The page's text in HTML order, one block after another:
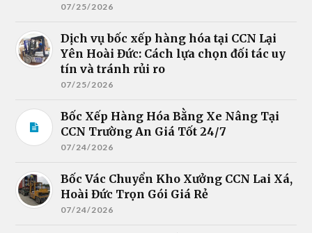
07/25/2026
Dịch vụ bốc xếp hàng hóa tại CCN Lại
Yên Hoài Đức: Cách lựa chọn đối tác uy
tín và tránh rủi ro
07/25/2026
Bốc Xếp Hàng Hóa Bằng Xe Nâng Tại
CCN Trường An Giá Tốt 24/7
07/24/2026
Bốc Vác Chuyển Kho Xưởng CCN Lai Xá,
Hoài Đức Trọn Gói Giá Rẻ
07/24/2026